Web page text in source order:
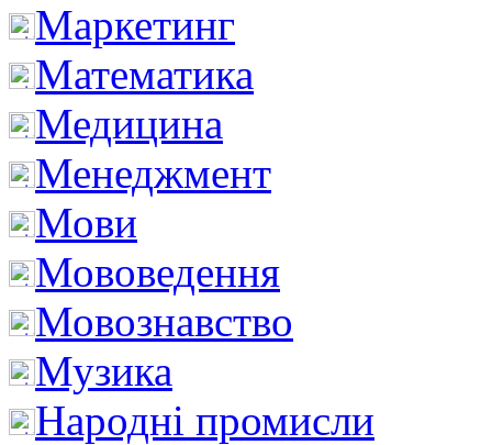
Маркетинг
Математика
Медицина
Менеджмент
Мови
Мововедення
Мовознавство
Музика
Народні промисли